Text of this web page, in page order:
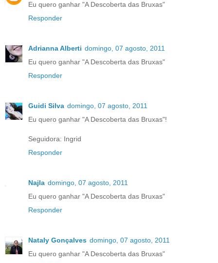
Eu quero ganhar "A Descoberta das Bruxas"
Responder
Adrianna Alberti domingo, 07 agosto, 2011
Eu quero ganhar "A Descoberta das Bruxas"
Responder
Guidi Silva domingo, 07 agosto, 2011
Eu quero ganhar "A Descoberta das Bruxas"!
Seguidora: Ingrid
Responder
Najla domingo, 07 agosto, 2011
Eu quero ganhar "A Descoberta das Bruxas"
Responder
Nataly Gonçalves domingo, 07 agosto, 2011
Eu quero ganhar "A Descoberta das Bruxas"